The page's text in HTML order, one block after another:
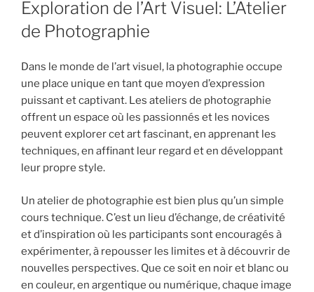
Exploration de l’Art Visuel: L’Atelier
de Photographie
Dans le monde de l’art visuel, la photographie occupe
une place unique en tant que moyen d’expression
puissant et captivant. Les ateliers de photographie
offrent un espace où les passionnés et les novices
peuvent explorer cet art fascinant, en apprenant les
techniques, en affinant leur regard et en développant
leur propre style.
Un atelier de photographie est bien plus qu’un simple
cours technique. C’est un lieu d’échange, de créativité
et d’inspiration où les participants sont encouragés à
expérimenter, à repousser les limites et à découvrir de
nouvelles perspectives. Que ce soit en noir et blanc ou
en couleur, en argentique ou numérique, chaque image